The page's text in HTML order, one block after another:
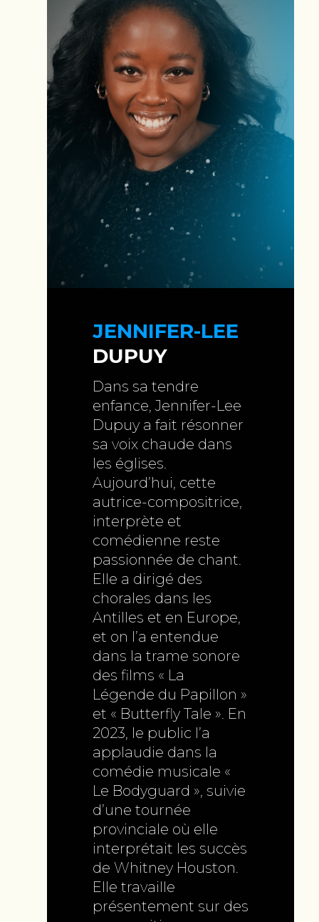
JENNIFER-LEE
DUPUY
Dans sa tendre
enfance, Jennifer-Lee
Dupuy a fait résonner
sa voix chaude dans
les églises.
Aujourd’hui, cette
autrice-compositrice,
interprète et
comédienne reste
passionnée de chant.
Elle a dirigé des
chorales dans les
Antilles et en Europe,
et on l’a entendue
dans la trame sonore
des films « La
Légende du Papillon »
et « Butterfly Tale ». En
2023, le public l’a
applaudie dans la
comédie musicale «
Le Bodyguard », suivie
d’une tournée
provinciale où elle
interprétait les succès
de Whitney Houston.
Elle travaille
présentement sur des